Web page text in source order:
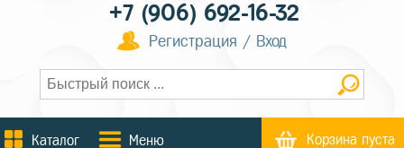
+7 (906) 692-16-32
Регистрация / Вход
Каталог Меню Корзина пуста